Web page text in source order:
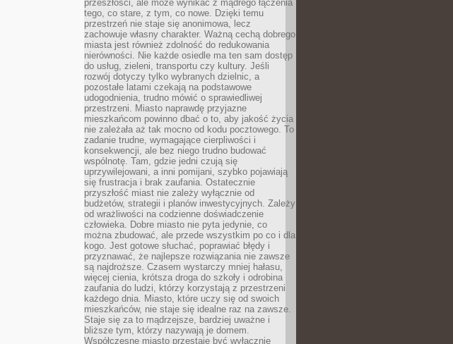
przeszłości, ale może wynikać z mądrego łączenia
tego, co stare, z tym, co nowe. Dzięki temu
przestrzeń nie staje się anonimowa, lecz
zachowuje własny charakter. Ważną cechą dobrego
miasta jest również zdolność do redukowania
nierówności. Nie każde osiedle ma ten sam dostęp
do usług, zieleni, transportu czy kultury. Jeśli
rozwój dotyczy tylko wybranych dzielnic, a
pozostałe latami czekają na podstawowe
udogodnienia, trudno mówić o sprawiedliwej
przestrzeni. Miasto naprawdę przyjazne
mieszkańcom powinno dbać o to, aby jakość życia
nie zależała aż tak mocno od kodu pocztowego. To
zadanie trudne, wymagające cierpliwości i
konsekwencji, ale bez niego trudno budować
wspólnotę. Tam, gdzie jedni czują się
uprzywilejowani, a inni pomijani, szybko pojawiają
się frustracja i brak zaufania. Ostatecznie
przyszłość miast nie zależy wyłącznie od
budżetów, strategii i planów inwestycyjnych. Zależy
od wrażliwości na codzienne doświadczenie
człowieka. Dobre miasto nie pyta jedynie, co
można zbudować, ale przede wszystkim po co i dla
kogo. Jest gotowe słuchać, poprawiać błędy i
przyznawać, że najlepsze rozwiązania nie zawsze
są najdroższe. Czasem wystarczy mniej hałasu,
więcej cienia, krótsza droga do szkoły i odrobina
zaufania do ludzi, którzy korzystają z przestrzeni
każdego dnia. Miasto, które uczy się od swoich
mieszkańców, nie staje się idealne raz na zawsze.
Staje się za to mądrzejsze, bardziej uważne i
bliższe tym, którzy nazywają je domem.
Współczesne miasto przestaje być wyłącznie